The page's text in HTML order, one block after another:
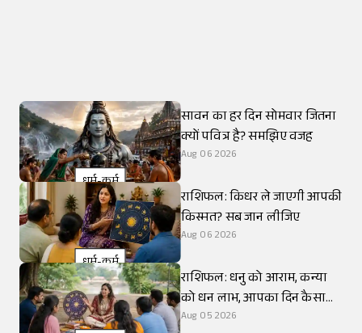
धर्म-कर्म
सावन का हर दिन सोमवार जितना
क्यों पवित्र है? समझिए वजह
Aug 06 2026
धर्म-कर्म
राशिफल: किधर ले जाएगी आपकी
किस्मत? सब जान लीजिए
Aug 06 2026
राशिफल: धनु को आराम, कन्या
को धन लाभ, आपका दिन कैसा
रहेगा?
Aug 05 2026